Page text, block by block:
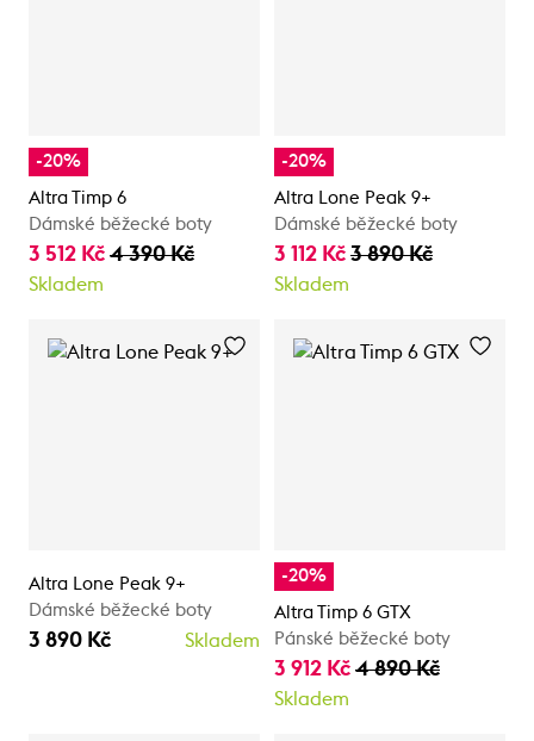
-20%
Altra Timp 6
Dámské běžecké boty
3 512 Kč 4 390 Kč
Skladem
-20%
Altra Lone Peak 9+
Dámské běžecké boty
3 112 Kč 3 890 Kč
Skladem
Altra Lone Peak 9+
Dámské běžecké boty
3 890 Kč Skladem
-20%
Altra Timp 6 GTX
Pánské běžecké boty
3 912 Kč 4 890 Kč
Skladem